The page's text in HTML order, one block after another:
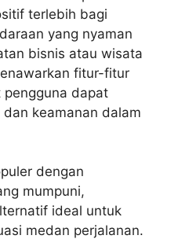
terlebih bagi
yang nyaman
bisnis atau wisata
fitur-fitur
pengguna dapat
keamanan dalam
dengan
mumpuni,
ideal untuk
medan perjalanan.